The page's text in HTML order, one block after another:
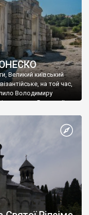
ЮНЕСКО
Великий київський
на той час,
Володимиру
Василю ІІ, та
християнином.
Таврійського